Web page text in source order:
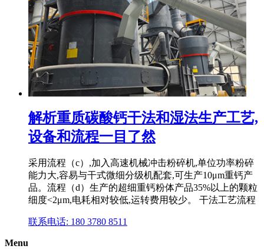
解析重质碳酸钙干法和湿法生产工艺,
设备和流程一目了然
采用流程（c）,加入高速机械冲击粉碎机,单位功率粉碎
能力大,容易与干式微细分级机配套,可生产10μm重钙产
品。流程（d）生产的超细重钙粉体产品35%以上的颗粒
细度<2μm,电耗相对较低,运转费用较少。 干法工艺流程
联系电话: 180 3780 8511
Menu